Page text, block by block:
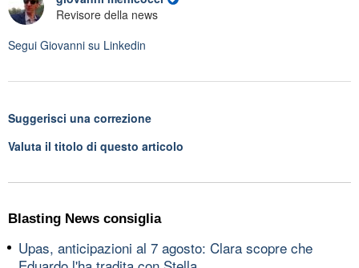
Revisore della news
Segui Giovanni su Linkedin
Suggerisci una correzione
Valuta il titolo di questo articolo
Blasting News consiglia
Upas, anticipazioni al 7 agosto: Clara scopre che